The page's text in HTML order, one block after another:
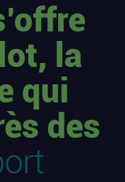
la
qui
des